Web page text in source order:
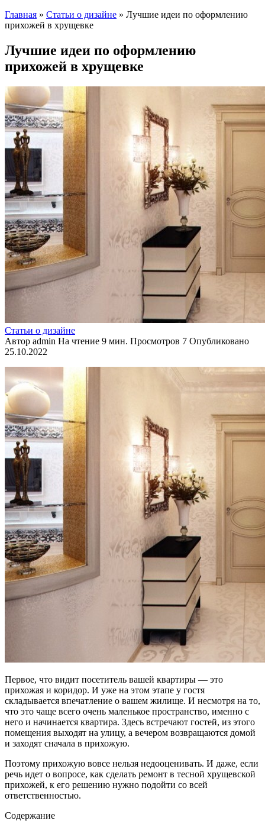
Главная » Статьи о дизайне » Лучшие идеи по оформлению
прихожей в хрущевке
Лучшие идеи по оформлению
прихожей в хрущевке
Статьи о дизайне
Автор admin На чтение 9 мин. Просмотров 7 Опубликовано
25.10.2022
Первое, что видит посетитель вашей квартиры — это
прихожая и коридор. И уже на этом этапе у гостя
складывается впечатление о вашем жилище. И несмотря на то,
что это чаще всего очень маленькое пространство, именно с
него и начинается квартира. Здесь встречают гостей, из этого
помещения выходят на улицу, а вечером возвращаются домой
и заходят сначала в прихожую.
Поэтому прихожую вовсе нельзя недооценивать. И даже, если
речь идет о вопросе, как сделать ремонт в тесной хрущевской
прихожей, к его решению нужно подойти со всей
ответственностью.
Содержание